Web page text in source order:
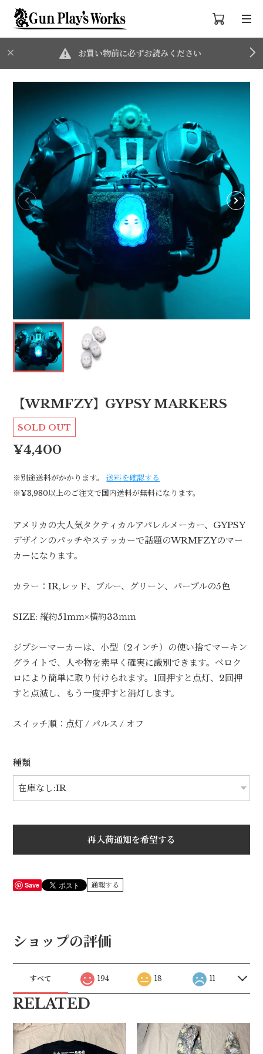
お買い物前に必ずお読みください
【WRMFZY】GYPSY MARKERS
¥4,400
SOLD OUT
※別途送料がかかります。
送料を確認する
※¥3,980以上のご注文で国内送料が無料になります。
アメリカの大人気タクティカルアパレルメーカー、GYPSY
デザインのパッチやステッカーで話題のWRMFZYのマー
カーになります。
カラー：IR,レッド、ブルー、グリーン、パープルの5色
SIZE: 縦約51ｍｍ×横約33ｍｍ
ジプシーマーカーは、小型（2インチ）の使い捨てマーキン
グライトで、人や物を素早く確実に識別できます。ベロク
ロにより簡単に取り付けられます。1回押すと点灯、2回押
すと点滅し、もう一度押すと消灯します。
スイッチ順：点灯 / パルス / オフ
種類
再入荷通知を希望する
Save 通報する
ショップの評価
すべて 194 18 11
RELATED